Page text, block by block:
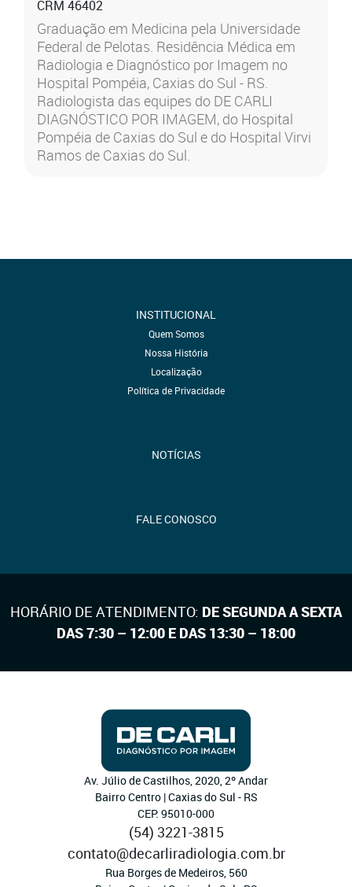
CRM 46402
Graduação em Medicina pela Universidade
Federal de Pelotas. Residência Médica em
Radiologia e Diagnóstico por Imagem no
Hospital Pompéia, Caxias do Sul - RS.
Radiologista das equipes do DE CARLI
DIAGNÓSTICO POR IMAGEM, do Hospital
Pompéia de Caxias do Sul e do Hospital Virvi
Ramos de Caxias do Sul.
INSTITUCIONAL
Quem Somos
Nossa História
Localização
Política de Privacidade
NOTÍCIAS
FALE CONOSCO
HORÁRIO DE ATENDIMENTO: DE SEGUNDA A SEXTA
DAS 7:30 – 12:00 E DAS 13:30 – 18:00
Av. Júlio de Castilhos, 2020, 2º Andar
Bairro Centro | Caxias do Sul - RS
CEP: 95010-000
(54) 3221-3815
contato@decarliradiologia.com.br
Rua Borges de Medeiros, 560